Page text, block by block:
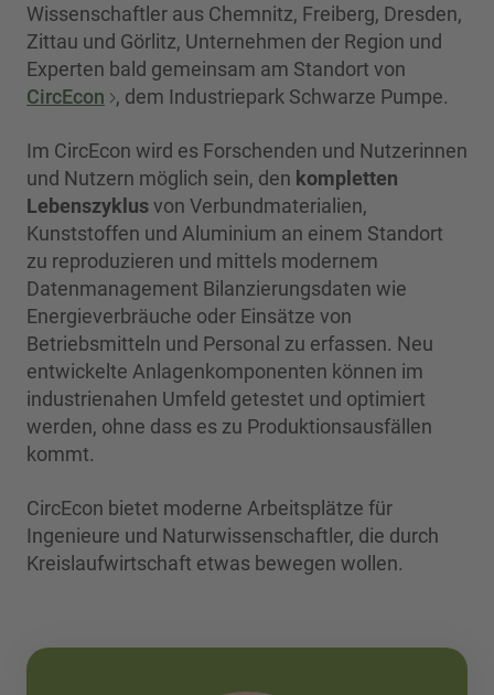
Wissenschaftler aus Chemnitz, Freiberg, Dresden,
Zittau und Görlitz, Unternehmen der Region und
Experten bald gemeinsam am Standort von
CircEcon , dem Industriepark Schwarze Pumpe.
Im CircEcon wird es Forschenden und Nutzerinnen
und Nutzern möglich sein, den kompletten
Lebenszyklusvon Verbundmaterialien,
Kunststoffen und Aluminium an einem Standort
zu reproduzieren und mittels modernem
Datenmanagement Bilanzierungsdaten wie
Energieverbräuche oder Einsätze von
Betriebsmitteln und Personal zu erfassen. Neu
entwickelte Anlagenkomponenten können im
industrienahen Umfeld getestet und optimiert
werden, ohne dass es zu Produktionsausfällen
kommt.
CircEcon bietet moderne Arbeitsplätze für
Ingenieure und Naturwissenschaftler, die durch
Kreislaufwirtschaft etwas bewegen wollen.